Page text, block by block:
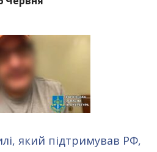
який підтримував РФ,